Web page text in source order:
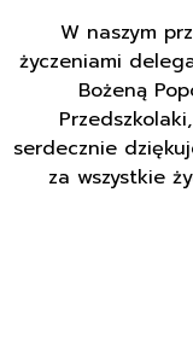
W naszym
życzeniami
Bożeną
serdecznie
za wszystkie